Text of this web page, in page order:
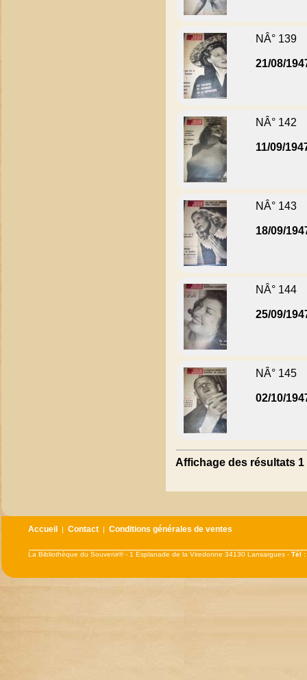
NÂ° 139
21/08/
NÂ° 142
11/09/
NÂ° 143
18/09/
NÂ° 144
25/09/
NÂ° 145
02/10/
Affichage des résultats
Accueil |Contact |Conditions générales de ventes
La Bibliothèque du Souvenir® - 1 Esplanade de la Viredonne 34130 Lansargues -Tél